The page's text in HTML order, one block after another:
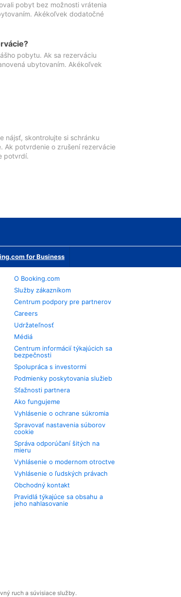
pobyt bez možnosti vrátenia
Akékoľvek dodatočné
pobytu. Ak sa rezerváciu
ubytovaním. Akékoľvek
nájsť, skontrolujte si schránku
Ak potvrdenie o zrušení rezervácie
potvrdí.
for Business
O Booking.com
Služby zákazníkom
Centrum podpory pre partnerov
Careers
Udržateľnosť
Médiá
Centrum informácií týkajúcich sa
bezpečnosti
Spolupráca s investormi
Podmienky poskytovania služieb
Sťažnosti partnera
Ako fungujeme
Vyhlásenie o ochrane súkromia
Spravovať nastavenia súborov
cookie
Správa odporúčaní šitých na
mieru
Vyhlásenie o modernom otroctve
Vyhlásenie o ľudských právach
Obchodný kontakt
Pravidlá týkajúce sa obsahu a
jeho nahlasovanie
ruch a súvisiace služby.